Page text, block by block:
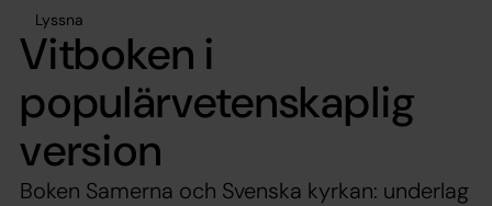
Lyssna
Vitboken i
populärvetenskaplig
version
Boken Samerna och Svenska kyrkan: underlag